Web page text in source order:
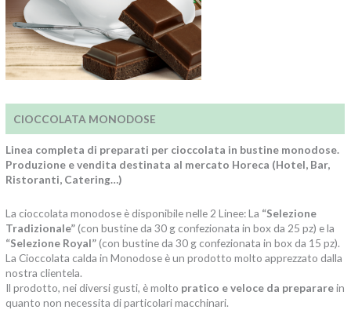
CIOCCOLATA MONODOSE
Linea completa di preparati per cioccolata in bustine monodose.
Produzione e vendita destinata al mercato Horeca (Hotel, Bar,
Ristoranti, Catering…)
La cioccolata monodose è disponibile nelle 2 Linee: La “Selezione
Tradizionale”(con bustine da 30 g confezionata in box da 25 pz) e la
“Selezione Royal”(con bustine da 30 g confezionata in box da 15 pz).
La Cioccolata calda in Monodose è un prodotto molto apprezzato dalla
nostra clientela.
Il prodotto, nei diversi gusti, è molto pratico e veloce da prepararein
quanto non necessita di particolari macchinari.